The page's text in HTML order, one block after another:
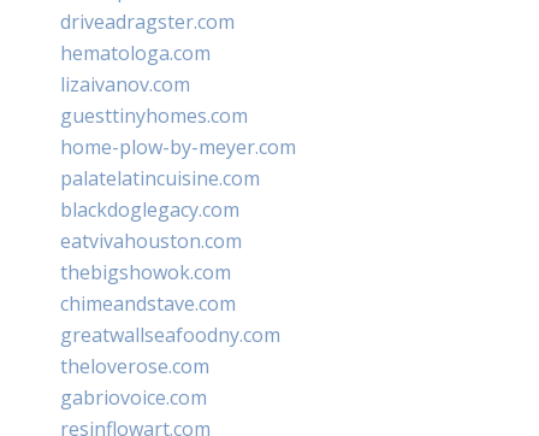
driveadragster.com
hematologa.com
lizaivanov.com
guesttinyhomes.com
home-plow-by-meyer.com
palatelatincuisine.com
blackdoglegacy.com
eatvivahouston.com
thebigshowok.com
chimeandstave.com
greatwallseafoodny.com
theloverose.com
gabriovoice.com
resinflowart.com